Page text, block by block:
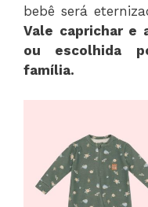
bebê será
Vale caprichar e
ou escolhida
família.